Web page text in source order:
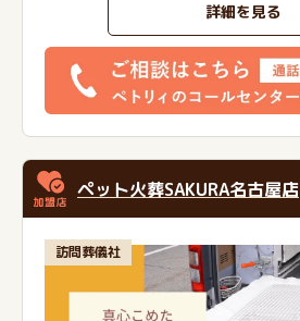
詳細を見る
ペット火葬SAKURA名古屋店
訪問葬儀社